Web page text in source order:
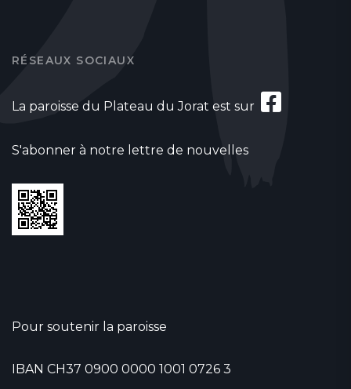
RÉSEAUX SOCIAUX
La paroisse du Plateau du Jorat est sur
S'abonner à notre lettre de nouvelles
Pour soutenir la paroisse
IBAN CH37 0900 0000 1001 0726 3